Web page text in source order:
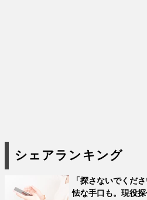
シェアランキング
「探さないでくだ
怯な手口も。現役